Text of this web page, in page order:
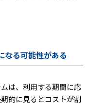
なる可能性がある
は、利用する期間に応
的に見るとコストが割